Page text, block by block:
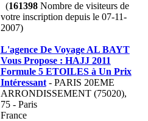
(161398Nombre de visiteurs de
votre inscription depuis le 07-11-
2007)
L'agence De Voyage AL BAYT
Vous Propose : HAJJ 2011
Formule 5 ETOILES à Un Prix
Intéressant- PARIS 20EME
ARRONDISSEMENT (75020),
75 - Paris
France